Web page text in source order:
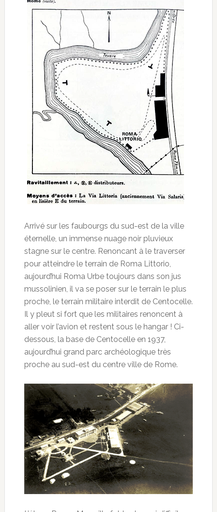
Arrivé sur les faubourgs du sud-est de la ville
éternelle, un immense nuage noir pluvieux
stagne sur le centre. Renoncant à le traverser
pour atteindre le terrain de Roma Littorio,
aujourd’hui Roma Urbe toujours dans son jus
mussolinien, il va se poser sur le terrain le plus
proche, le terrain militaire interdit de Centocelle.
Il y pleut si fort que les militaires renoncent à
aller voir l’avion et restent sous le hangar ! Ci-
dessous, la base de Centocelle en 1937,
aujourd’hui grand parc archéologique très
proche au sud-est du centre ville de Rome.